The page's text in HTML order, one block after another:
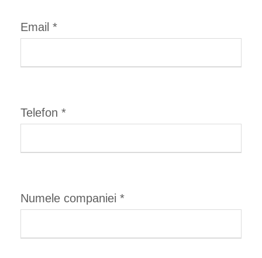
Email *
Telefon *
Numele companiei *